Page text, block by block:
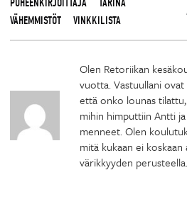
PUHEENKIRJOITTAJA
TARINA
VÄHEMMISTÖT
VINKKILISTA
Olen Retoriikan
vuotta. Vastuullani
että onko lounas
mihin himputtiin Antti
menneet. Olen
mitä kukaan ei
värikkyyden perusteella.